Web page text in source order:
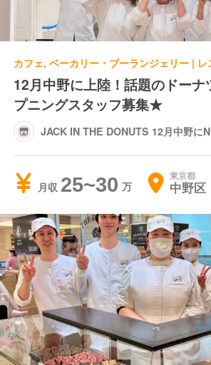
12月中野に上陸！話題のドー
プニングスタッフ募集★
JACK IN THE DONUTS 12月中野に
月収 25~30 東京都
中野区